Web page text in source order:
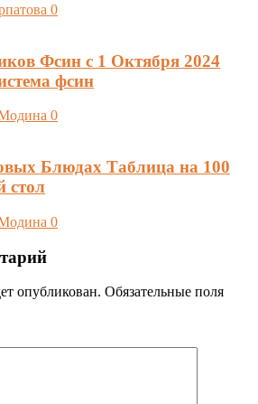
0
Фсин с 1 Октября 2024
фсин
0
Блюдах Таблица на 100
стол
0
опубликован. Обязательные поля